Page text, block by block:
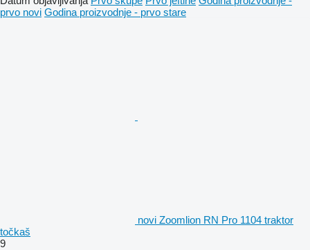
prvo novi Godina proizvodnje - prvo stare
novi Zoomlion RN Pro 1104 traktor
točkaš
9